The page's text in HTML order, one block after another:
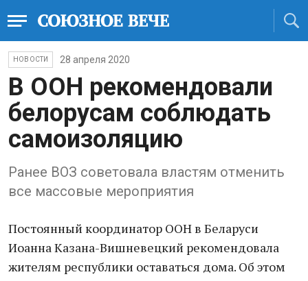
НОВОСТИ 28 апреля 2020
В ООН рекомендовали
белорусам соблюдать
самоизоляцию
Ранее ВОЗ советовала властям отменить
все массовые мероприятия
Постоянный координатор ООН в Беларуси
Иоанна Казана-Вишневецкий рекомендовала
жителям республики оставаться дома. Об этом